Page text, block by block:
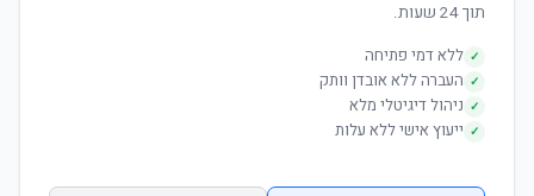
תוך 24 שעות.
✓ ללא דמי פתיחה
✓ העברה ללא אובדן וותק
✓ ניהול דיגיטלי מלא
✓ ייעוץ אישי ללא עלות